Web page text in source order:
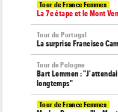
Tour de France Femmes
La 7e étape et le Mont
Tour du Portugal
La surprise Francisco
Tour de Pologne
Bart Lemmen :
longtemps"
Tour de France Femmes